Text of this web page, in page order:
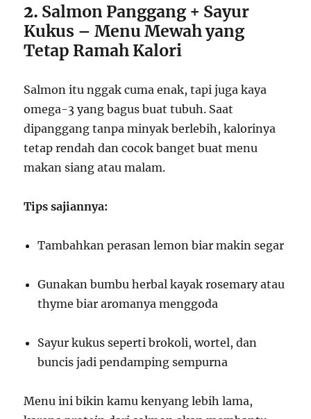
2. Salmon Panggang + Sayur
Kukus – Menu Mewah yang
Tetap Ramah Kalori
Salmon itu nggak cuma enak, tapi juga kaya
omega-3 yang bagus buat tubuh. Saat
dipanggang tanpa minyak berlebih, kalorinya
tetap rendah dan cocok banget buat menu
makan siang atau malam.
Tips sajiannya:
Tambahkan perasan lemon biar makin segar
Gunakan bumbu herbal kayak rosemary atau
thyme biar aromanya menggoda
Sayur kukus seperti brokoli, wortel, dan
buncis jadi pendamping sempurna
Menu ini bikin kamu kenyang lebih lama,